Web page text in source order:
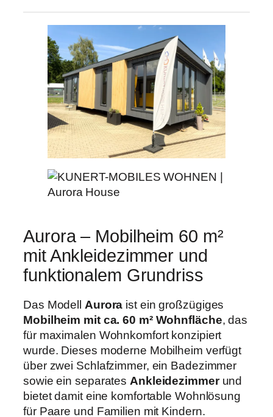
Aurora – Mobilheim 60 m²
mit Ankleidezimmer und
funktionalem Grundriss
Das Modell Aurora ist ein großzügiges
Mobilheim mit ca. 60 m² Wohnfläche, das
für maximalen Wohnkomfort konzipiert
wurde. Dieses moderne Mobilheim verfügt
über zwei Schlafzimmer, ein Badezimmer
sowie ein separates Ankleidezimmerund
bietet damit eine komfortable Wohnlösung
für Paare und Familien mit Kindern.